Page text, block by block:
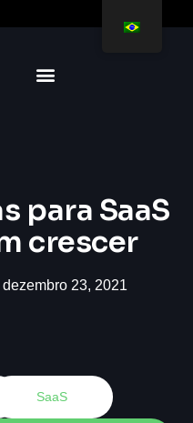
para SaaS
crescer
23, 2021
SaaS